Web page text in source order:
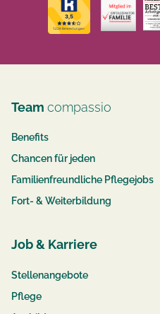
Team compassio
Benefits
Chancen für jeden
Familienfreundliche Pflegejobs
Fort- & Weiterbildung
Job & Karriere
Stellenangebote
Pflege